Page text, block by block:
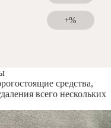
+%
средства,
всего нескольких